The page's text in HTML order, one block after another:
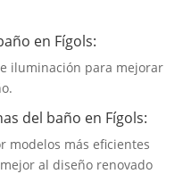
en Fígols:
iluminación para mejorar
del baño en Fígols:
modelos más eficientes
al diseño renovado